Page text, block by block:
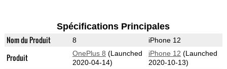
Spécifications Principales
Nom du Produit 8 iPhone 12
Produit OnePlus 8 (Launched
2020-04-14)
iPhone 12 (Launched
2020-10-13)